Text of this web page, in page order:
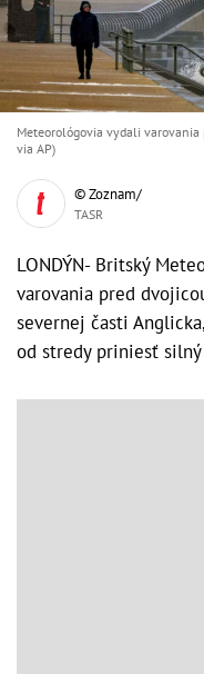
Meteorológovia vydali varovania
via AP)
© Zoznam/
TASR
LONDÝN- Britský
varovania pred
severnej časti
od stredy priniesť